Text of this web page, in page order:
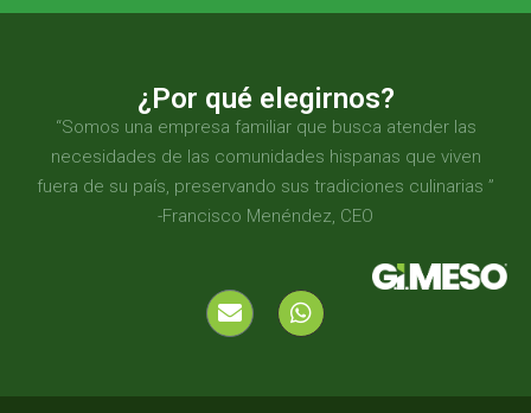
¿Por qué elegirnos?
“Somos una empresa familiar que busca atender las
necesidades de las comunidades hispanas que viven
fuera de su país, preservando sus tradiciones culinarias ”
-Francisco Menéndez, CEO